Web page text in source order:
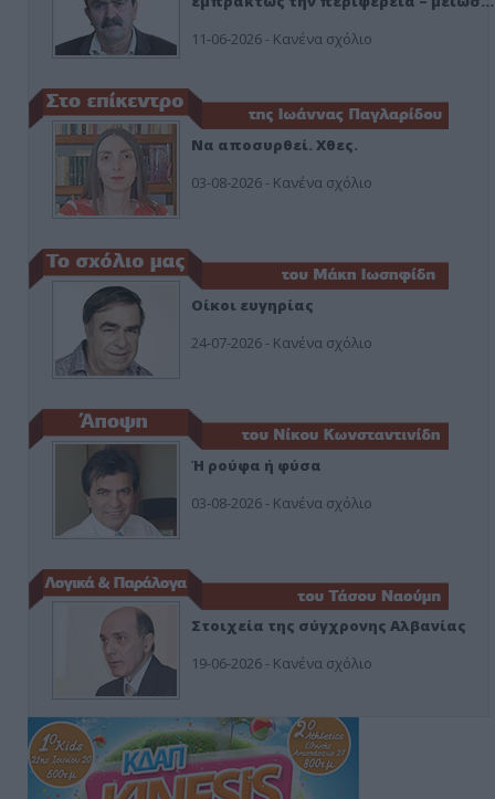
11-06-2026 - Κανένα σχόλιο
Να αποσυρθεί. Χθες.
03-08-2026 - Κανένα σχόλιο
Οίκοι ευγηρίας
24-07-2026 - Κανένα σχόλιο
Ή ρούφα ή φύσα
03-08-2026 - Κανένα σχόλιο
Στοιχεία της σύγχρονης Αλβανίας
19-06-2026 - Κανένα σχόλιο